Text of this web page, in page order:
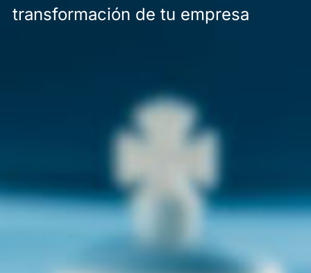
transformación de tu empresa